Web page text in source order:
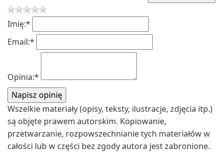
Imię:*
Email:*
Opinia:*
Wszelkie materiały (opisy, teksty, ilustracje, zdjęcia itp.)
są objęte prawem autorskim. Kopiowanie,
przetwarzanie, rozpowszechnianie tych materiałów w
całości lub w części bez zgody autora jest zabronione.